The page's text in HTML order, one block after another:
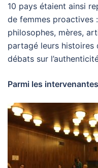
10 pays étaient ainsi
de femmes proactives
philosophes, mères,
partagé leurs histoires
débats sur
Parmi les